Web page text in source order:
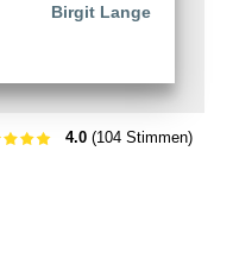
Birgit Lange
4.0(104 Stimmen)